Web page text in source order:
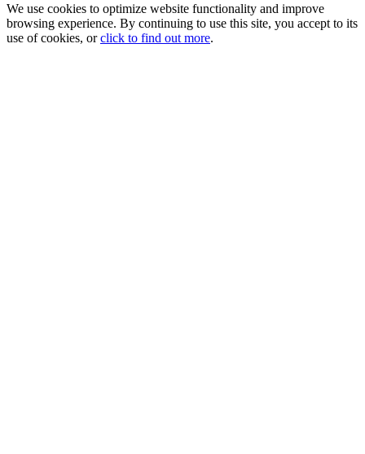
We use cookies to optimize website functionality and improve
browsing experience. By continuing to use this site, you accept to its
use of cookies, orclick to find out more.